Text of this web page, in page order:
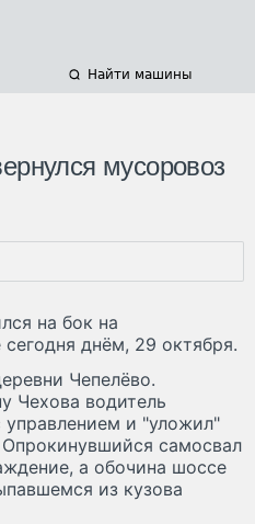
Найти машины
мусоровоз
на бок на
днём, 29 октября.
Чепелёво.
Чехова водитель
управлением и "уложил"
самосвал
а обочина шоссе
из кузова